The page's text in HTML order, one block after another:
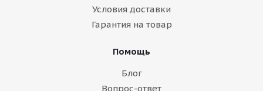
Условия доставки
Гарантия на товар
Помощь
Блог
Вопрос-ответ